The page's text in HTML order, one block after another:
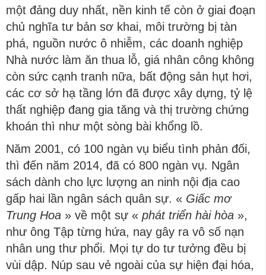
một đảng duy nhất, nền kinh tế còn ở giai đoạn
chủ nghĩa tư bản sơ khai, môi trường bị tàn
phá, nguồn nước ô nhiễm, các doanh nghiệp
Nhà nước làm ăn thua lỗ, giá nhân công không
còn sức cạnh tranh nữa, bất động sản hụt hơi,
các cơ sở hạ tầng lớn đã được xây dựng, tỷ lệ
thất nghiệp đang gia tăng và thị trường chứng
khoán thì như một sòng bài khổng lồ.
Năm 2001, có 100 ngàn vụ biểu tình phản đối,
thì đến năm 2014, đã có 800 ngàn vụ. Ngân
sách dành cho lực lượng an ninh nội địa cao
gấp hai lần ngân sách quân sự. « Giấc mơ
Trung Hoa » về một sự « phát triển hài hòa »,
như ông Tập từng hứa, nay gây ra vô số nạn
nhân ung thư phổi. Mọi tự do tư tưởng đều bị
vùi dập. Núp sau vẻ ngoài của sự hiện đại hóa,